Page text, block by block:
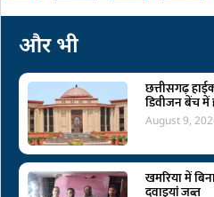
और भी
छत्तीसगढ़
डिवीजन बेंच में
August 9,
खमरिया में
दवाइयां जब्त